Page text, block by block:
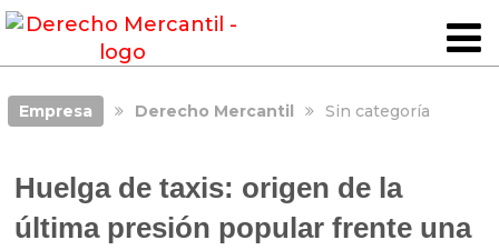
Empresa Derecho Mercantil Sin categoría
Huelga de taxis: origen de la
última presión popular frente una